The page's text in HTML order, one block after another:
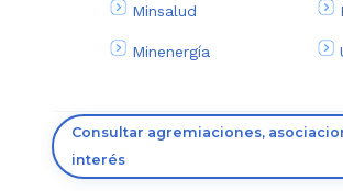
Minsalud
Minenergía
Consultar agremiaciones,
interés